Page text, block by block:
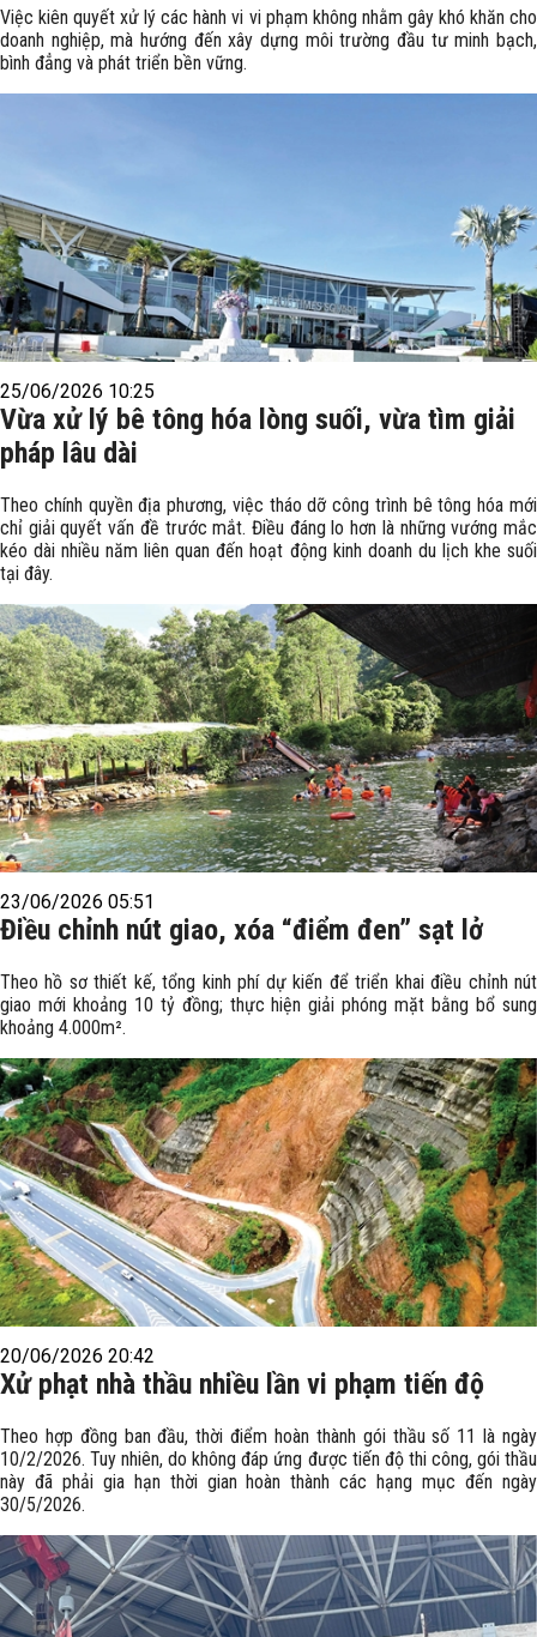
Việc kiên quyết xử lý các hành vi vi phạm không nhằm gây khó khăn cho
doanh nghiệp, mà hướng đến xây dựng môi trường đầu tư minh bạch,
bình đẳng và phát triển bền vững.
25/06/2026 10:25
Vừa xử lý bê tông hóa lòng suối, vừa tìm giải
pháp lâu dài
Theo chính quyền địa phương, việc tháo dỡ công trình bê tông hóa mới
chỉ giải quyết vấn đề trước mắt. Điều đáng lo hơn là những vướng mắc
kéo dài nhiều năm liên quan đến hoạt động kinh doanh du lịch khe suối
tại đây.
23/06/2026 05:51
Điều chỉnh nút giao, xóa “điểm đen” sạt lở
Theo hồ sơ thiết kế, tổng kinh phí dự kiến để triển khai điều chỉnh nút
giao mới khoảng 10 tỷ đồng; thực hiện giải phóng mặt bằng bổ sung
khoảng 4.000m².
20/06/2026 20:42
Xử phạt nhà thầu nhiều lần vi phạm tiến độ
Theo hợp đồng ban đầu, thời điểm hoàn thành gói thầu số 11 là ngày
10/2/2026. Tuy nhiên, do không đáp ứng được tiến độ thi công, gói thầu
này đã phải gia hạn thời gian hoàn thành các hạng mục đến ngày
30/5/2026.